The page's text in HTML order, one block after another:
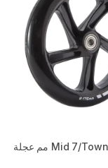
Mid 7/Town 3 1 × 175 مم عجلة